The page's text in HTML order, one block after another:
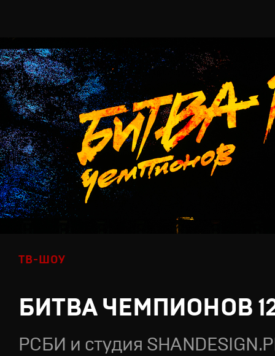
ТВ-ШОУ
БИТВА ЧЕМПИОНОВ
РСБИ и студия